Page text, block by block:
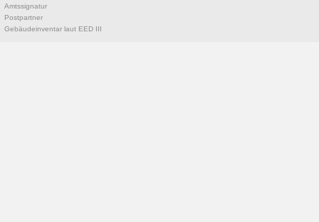
Amtssignatur
Postpartner
Gebäudeinventar laut EED III